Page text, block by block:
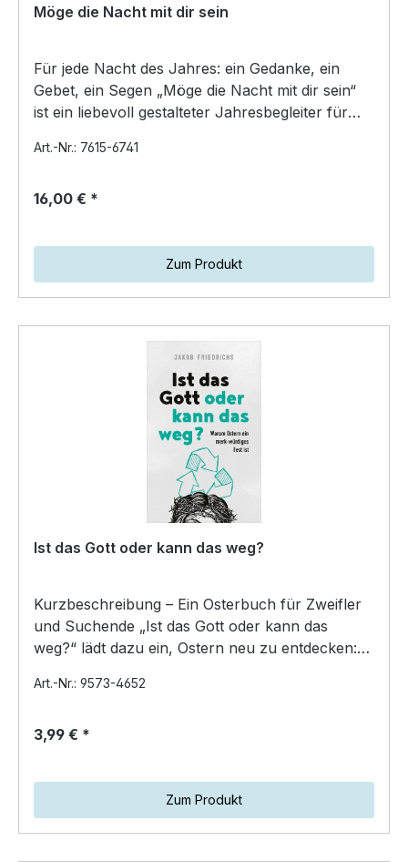
Möge die Nacht mit dir sein
Für jede Nacht des Jahres: ein Gedanke, ein
Gebet, ein Segen „Möge die Nacht mit dir sein“
ist ein liebevoll gestalteter Jahresbegleiter für
Art.-Nr.: 7615-6741
16,00 € *
Zum Produkt
Ist das Gott oder kann das weg?
Kurzbeschreibung – Ein Osterbuch für Zweifler
und Suchende „Ist das Gott oder kann das
weg?“ lädt dazu ein, Ostern neu zu entdecken:
Art.-Nr.: 9573-4652
3,99 € *
Zum Produkt